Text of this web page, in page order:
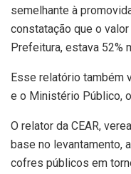
semelhante à
constatação que o
Prefeitura, estava 52%
Esse relatório também
e o Ministério Público,
O relator da CEAR,
base no levantamento,
cofres públicos em